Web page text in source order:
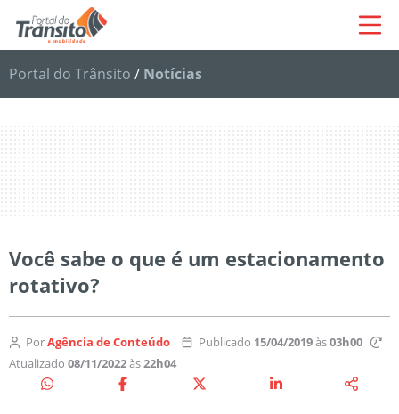
Portal do Trânsito / Notícias
Você sabe o que é um estacionamento
rotativo?
PorAgência de Conteúdo Publicado 15/04/2019às03h00
Atualizado 08/11/2022às22h04